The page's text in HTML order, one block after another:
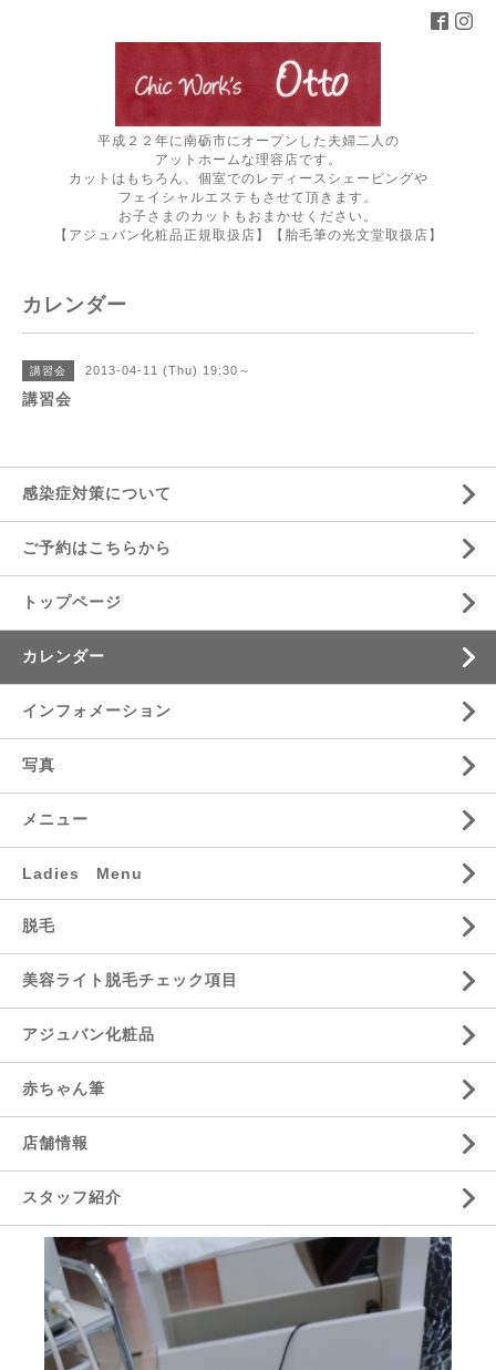
平成２２年に南砺市にオープンした夫婦二人の
アットホームな理容店です。
カットはもちろん、個室でのレディースシェービングや
フェイシャルエステもさせて頂きます。
お子さまのカットもおまかせください。
【アジュバン化粧品正規取扱店】【胎毛筆の光文堂取扱店】
カレンダー
講習会 2013-04-11 (Thu) 19:30～
講習会
感染症対策について
ご予約はこちらから
トップページ
カレンダー
インフォメーション
写真
メニュー
Ladies Menu
脱毛
美容ライト脱毛チェック項目
アジュバン化粧品
赤ちゃん筆
店舗情報
スタッフ紹介